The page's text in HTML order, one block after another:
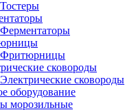
Тостеры
Ферментаторы
Фритюрницы
сковороды
Электрические сковороды
оборудование
морозильные